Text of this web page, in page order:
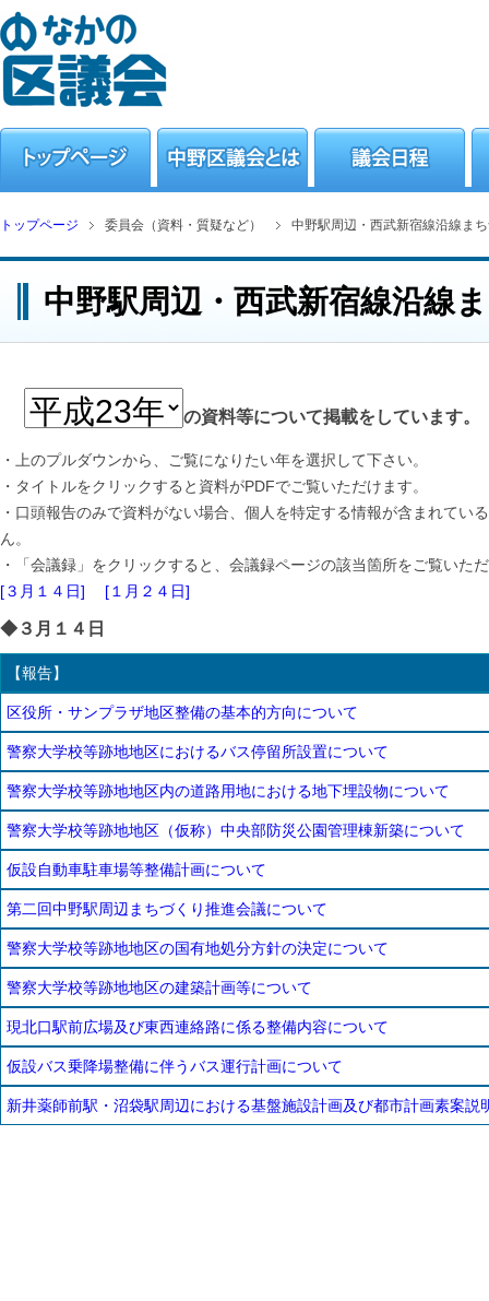
トップページ 委員会（資料・質疑など） 中野駅周辺・西武新宿線沿線ま
中野駅周辺・西武新宿線沿線
の資料等について掲載をしています。
・上のプルダウンから、ご覧になりたい年を選択して下さい。
・タイトルをクリックすると資料がPDFでご覧いただけます。
・口頭報告のみで資料がない場合、個人を特定する情報が含まれてい
ん。
・「会議録」をクリックすると、会議録ページの該当箇所をご覧いた
[３月１４日]
[１月２４日]
◆３月１４日
【報告】
区役所・サンプラザ地区整備の基本的方向について
警察大学校等跡地地区におけるバス停留所設置について
警察大学校等跡地地区内の道路用地における地下埋設物について
警察大学校等跡地地区（仮称）中央部防災公園管理棟新築について
仮設自動車駐車場等整備計画について
第二回中野駅周辺まちづくり推進会議について
警察大学校等跡地地区の国有地処分方針の決定について
警察大学校等跡地地区の建築計画等について
現北口駅前広場及び東西連絡路に係る整備内容について
仮設バス乗降場整備に伴うバス運行計画について
新井薬師前駅・沼袋駅周辺における基盤施設計画及び都市計画素案説